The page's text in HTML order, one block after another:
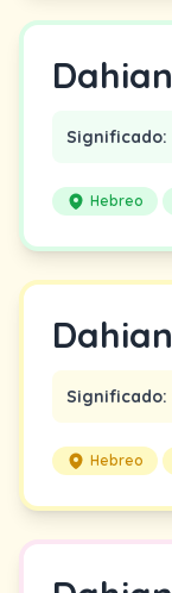
Dahian
Significado:
Hebreo
Dahian
Significado:
Hebreo